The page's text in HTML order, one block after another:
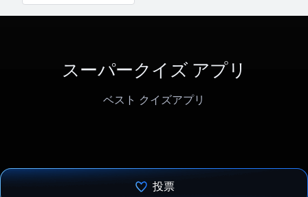
スーパークイズ アプリ
ベスト クイズアプリ
投票